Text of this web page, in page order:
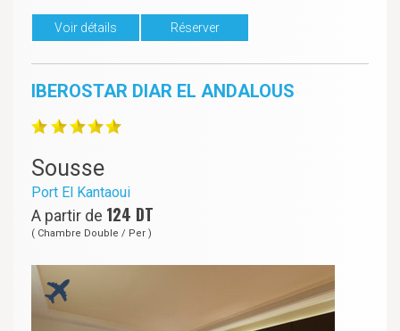
Voir détails Réserver
Sousse
Port El Kantaoui
A partir de 124 DT
( Chambre Double / Per )
IBEROSTAR DIAR EL ANDALOUS